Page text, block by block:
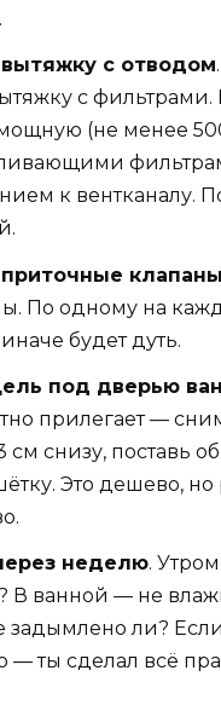
с отводом
с фильтрами.
(не менее
к вентканалу.
клапаны
По одному на
будет дуть.
под дверью
прилегает —
см снизу, поставь
Это дешево, но
неделю.
В ванной — не
задымлено ли?
— ты сделал всё